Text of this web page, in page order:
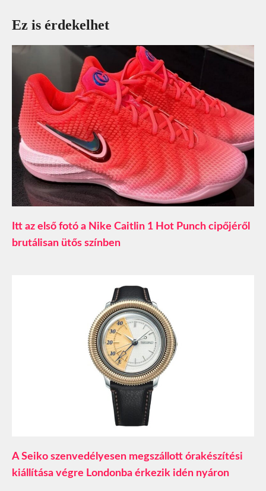
Ez is érdekelhet
Itt az első fotó a Nike Caitlin 1 Hot Punch cipőjéről
brutálisan ütős színben
A Seiko szenvedélyesen megszállott órakészítési
kiállítása végre Londonba érkezik idén nyáron